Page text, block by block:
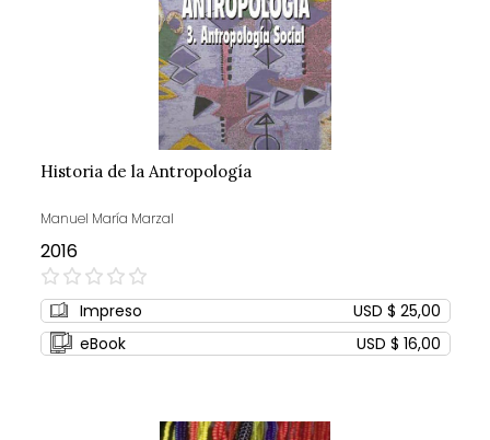
Historia de la Antropología
Manuel María Marzal
2016
0%
Impreso
USD $ 25,00
eBook
USD $ 16,00